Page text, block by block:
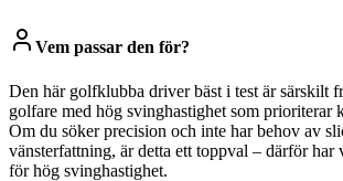
Vem passar den för?
Den här golfklubba driver bäst i test är särskilt
golfare med hög svinghastighet som prioriterar
Om du söker precision och inte har behov av
vänsterfattning, är detta ett toppval – därför har
för hög svinghastighet.